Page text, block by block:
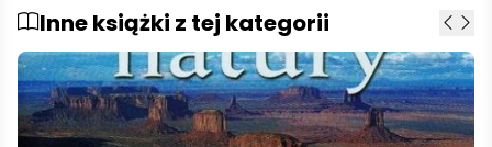
Inne książki z tej kategorii